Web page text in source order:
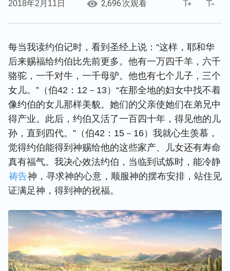
2018年2月11日 2,696 次观看
每当我读约伯记时，看到圣经上说：“这样，耶和华
后来赐福给约伯比先前更多。他有一万四千羊，六千
骆驼，一千对牛，一千母驴。他也有七个儿子，三个
女儿。”（伯42：12－13）“在那全地的妇女中找不着
像约伯的女儿那样美貌。她们的父亲使她们在弟兄中
得产业。此后，约伯又活了一百四十年，得见他的儿
孙，直到四代。”（伯42：15－16）我就心生羡慕，
觉得约伯能得到神赐给他的这些家产、儿女还有寿命
真有福气。我决心效法约伯，当临到试炼时，能冷静
祷告神，寻求神的心意，顺服神的摆布安排，站住见
证满足神，得到神的祝福。